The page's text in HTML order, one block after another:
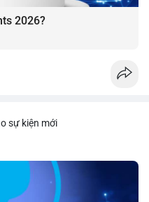
2026?
sự kiện mới